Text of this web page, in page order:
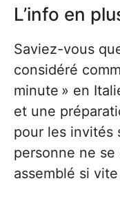
L’info en
Saviez-vous
considéré
minute » en
et une
pour les invités
personne ne se
assemblé si vite